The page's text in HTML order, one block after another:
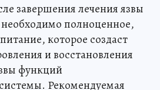
завершения лечения язвы
полноценное,
которое создаст
и восстановления
функций
Рекомендуемая